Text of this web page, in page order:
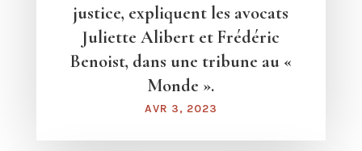
justice, expliquent les avocats
Juliette Alibert et Frédéric
Benoist, dans une tribune au «
Monde ».
AVR 3, 2023